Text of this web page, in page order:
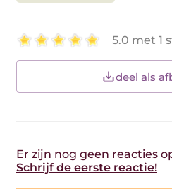
5.0 met 1
deel als
Er zijn nog geen reacties
Schrijf de eerste reactie!